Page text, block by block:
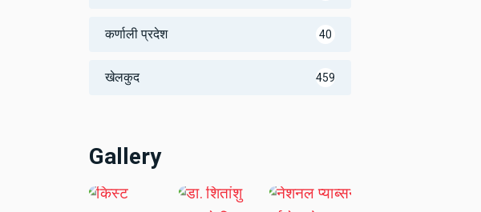
कर्णाली प्रदेश 40
खेलकुद 459
Gallery